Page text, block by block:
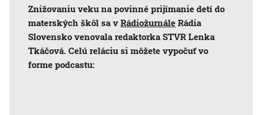
Znižovaniu veku na povinné prijímanie detí do
materských škôl sa v Rádiožurnále Rádia
Slovensko venovala redaktorka STVR Lenka
Tkáčová. Celú reláciu si môžete vypočuť vo
forme podcastu: